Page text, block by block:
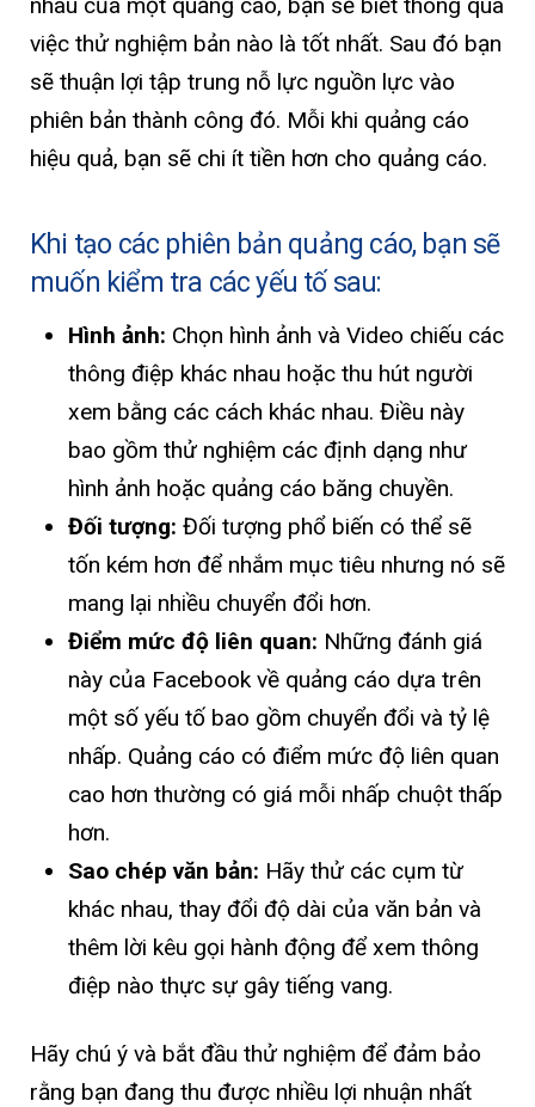
việc thử nghiệm bản nào là tốt nhất. Sau đó bạn
sẽ thuận lợi tập trung nỗ lực nguồn lực vào
phiên bản thành công đó. Mỗi khi quảng cáo
hiệu quả, bạn sẽ chi ít tiền hơn cho quảng cáo.
Khi tạo các phiên bản quảng cáo, bạn sẽ
muốn kiểm tra các yếu tố sau:
Hình ảnh: Chọn hình ảnh và Video chiếu các
thông điệp khác nhau hoặc thu hút người
xem bằng các cách khác nhau. Điều này
bao gồm thử nghiệm các định dạng như
hình ảnh hoặc quảng cáo băng chuyền.
Đối tượng: Đối tượng phổ biến có thể sẽ
tốn kém hơn để nhắm mục tiêu nhưng nó sẽ
mang lại nhiều chuyển đổi hơn.
Điểm mức độ liên quan: Những đánh giá
này của Facebook về quảng cáo dựa trên
một số yếu tố bao gồm chuyển đổi và tỷ lệ
nhấp. Quảng cáo có điểm mức độ liên quan
cao hơn thường có giá mỗi nhấp chuột thấp
hơn.
Sao chép văn bản: Hãy thử các cụm từ
khác nhau, thay đổi độ dài của văn bản và
thêm lời kêu gọi hành động để xem thông
điệp nào thực sự gây tiếng vang.
Hãy chú ý và bắt đầu thử nghiệm để đảm bảo
rằng bạn đang thu được nhiều lợi nhuận nhất